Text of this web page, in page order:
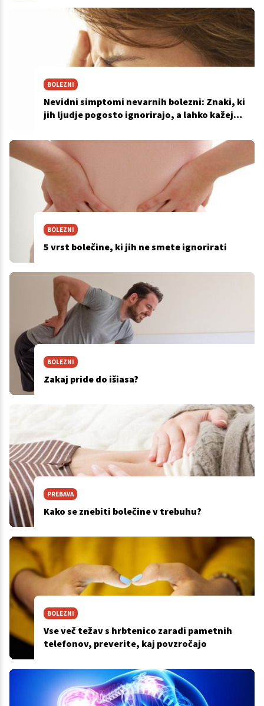
BOLEZNI
Nevidni simptomi nevarnih bolezni: Znaki, ki
jih ljudje pogosto ignorirajo, a lahko kažejo
BOLEZNI
5 vrst bolečine, ki jih ne smete ignorirati
BOLEZNI
Zakaj pride do išiasa?
PREBAVA
Kako se znebiti bolečine v trebuhu?
BOLEZNI
Vse več težav s hrbtenico zaradi pametnih
telefonov, preverite, kaj povzročajo